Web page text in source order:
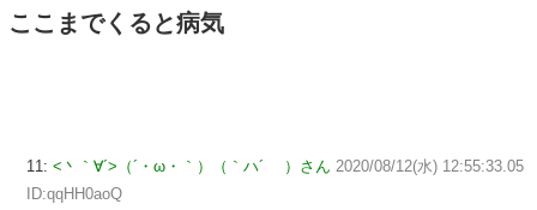
ここまでくると病気
11: <丶｀∀´>（´・ω・｀）（｀ハ´ ）さん 2020/08/12(水) 12:55:33.05
ID:qqHH0aoQ